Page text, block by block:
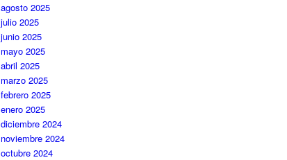
agosto 2025
julio 2025
junio 2025
mayo 2025
abril 2025
marzo 2025
febrero 2025
enero 2025
diciembre 2024
noviembre 2024
octubre 2024